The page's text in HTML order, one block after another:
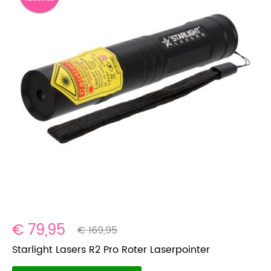
€ 79,95
€ 169,95
Starlight Lasers R2 Pro Roter Laserpointer